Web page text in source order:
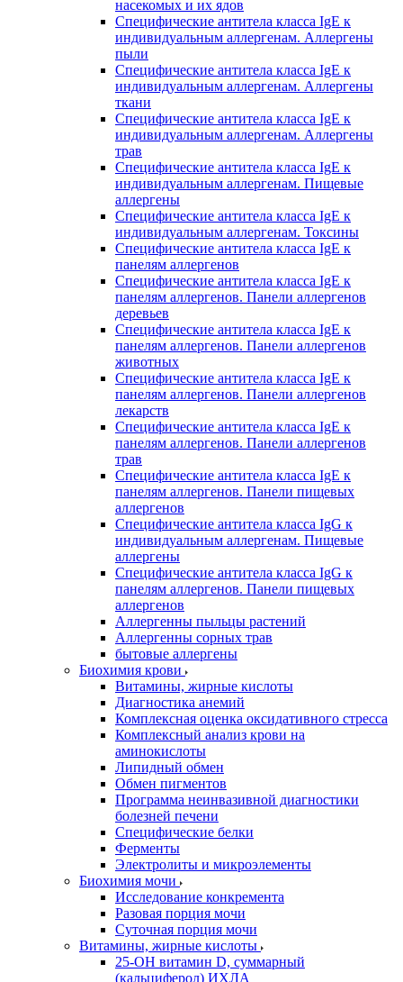
насекомых и их ядов
Специфические антитела класса IgE к
индивидуальным аллергенам. Аллергены
пыли
Специфические антитела класса IgE к
индивидуальным аллергенам. Аллергены
ткани
Специфические антитела класса IgE к
индивидуальным аллергенам. Аллергены
трав
Специфические антитела класса IgE к
индивидуальным аллергенам. Пищевые
аллергены
Специфические антитела класса IgE к
индивидуальным аллергенам. Токсины
Специфические антитела класса IgE к
панелям аллергенов
Специфические антитела класса IgE к
панелям аллергенов. Панели аллергенов
деревьев
Специфические антитела класса IgE к
панелям аллергенов. Панели аллергенов
животных
Специфические антитела класса IgE к
панелям аллергенов. Панели аллергенов
лекарств
Специфические антитела класса IgE к
панелям аллергенов. Панели аллергенов
трав
Специфические антитела класса IgE к
панелям аллергенов. Панели пищевых
аллергенов
Специфические антитела класса IgG к
индивидуальным аллергенам. Пищевые
аллергены
Специфические антитела класса IgG к
панелям аллергенов. Панели пищевых
аллергенов
Аллергенны пыльцы растений
Аллергенны сорных трав
бытовые аллергены
Биохимия крови
Витамины, жирные кислоты
Диагностика анемий
Комплексная оценка оксидативного стресса
Комплексный анализ крови на
аминокислоты
Липидный обмен
Обмен пигментов
Программа неинвазивной диагностики
болезней печени
Специфические белки
Ферменты
Электролиты и микроэлементы
Биохимия мочи
Исследование конкремента
Разовая порция мочи
Суточная порция мочи
Витамины, жирные кислоты
25-OH витамин D, суммарный
(кальциферол) ИХЛА